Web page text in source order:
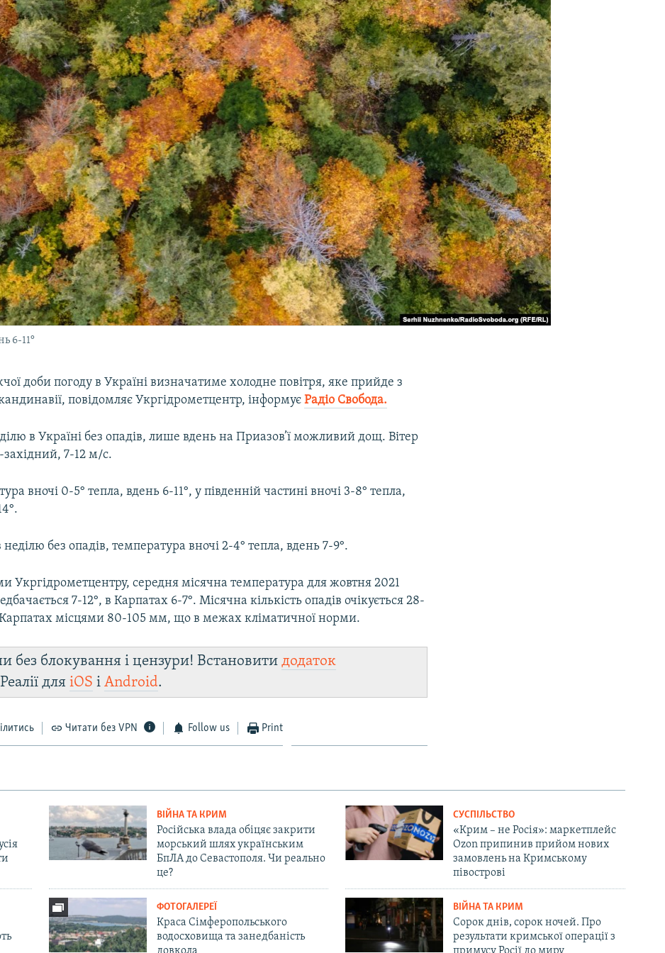
6-11°
доби погоду в Україні визначатиме холодне повітря, яке прийде з
повідомляє Укргідрометцентр, інформуєРадіо Свобода.
в Україні без опадів, лише вдень на Приазов’ї можливий дощ. Вітер
західний, 7-12 м/с.
вночі 0-5° тепла, вдень 6-11°, у південній частині вночі 3-8° тепла,
неділю без опадів, температура вночі 2-4° тепла, вдень 7-9°.
Укргідрометцентру, середня місячна температура для жовтня 2021
7-12°, в Карпатах 6-7°. Місячна кількість опадів очікується 28-
місцями 80-105 мм, що в межах кліматичної норми.
без блокування і цензури! Встановитидодаток
дляiOS іAndroid.
Читати без VPN Follow us Print
ВІЙНА ТА КРИМ
Російська влада обіцяє закрити
морський шлях українським
БпЛА до Севастополя. Чи реально
це?
СУСПІЛЬСТВО
«Крим – не Росія»: маркетплейс
Ozon припинив прийом нових
замовлень на Кримському
півострові
ФОТОГАЛЕРЕЇ
Краса Сімферопольського
водосховища та занедбаність
довкола
ВІЙНА ТА КРИМ
Сорок днів, сорок ночей. Про
результати кримської операції з
примусу Росії до миру